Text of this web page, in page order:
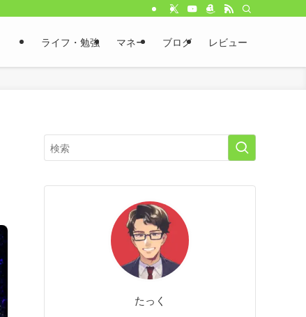
ライフ・勉強 マネー ブログ レビュー
たっく